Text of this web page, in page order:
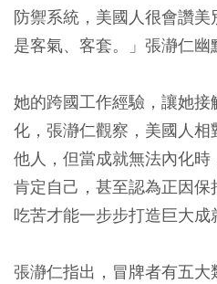
防禦系統，美國人很會讚
是客氣、客套。」張瀞仁幽
她的跨國工作經驗，讓她
化，張瀞仁觀察，美國人
他人，但當成就無法內化
肯定自己，甚至認為正因
吃苦才能一步步打造巨大成
張瀞仁指出，冒牌者有五大